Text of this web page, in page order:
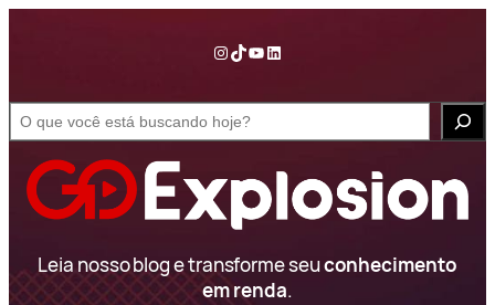
conteúdo
InstagramTikTok YouTube LinkedIn
e
Leia nosso blog e transforme seuconhecimento
em renda.